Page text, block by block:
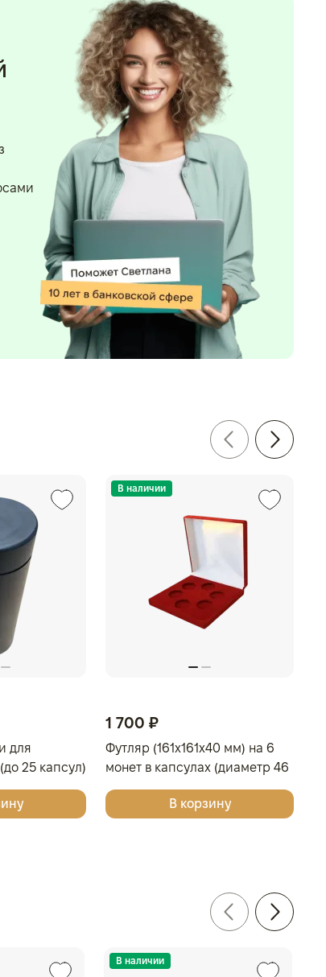
для
25 капсул)
В наличии
1 700 ₽
Футляр (161x161x40 мм) на 6
монет в капсулах (диаметр 46
мм), тёмно-синий
В корзину
В наличии